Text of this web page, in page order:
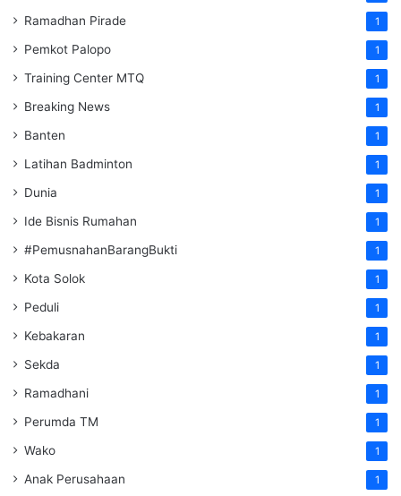
Ramadhan Pirade 1
Pemkot Palopo 1
Training Center MTQ 1
Breaking News 1
Banten 1
Latihan Badminton 1
Dunia 1
Ide Bisnis Rumahan 1
#PemusnahanBarangBukti 1
Kota Solok 1
Peduli 1
Kebakaran 1
Sekda 1
Ramadhani 1
Perumda TM 1
Wako 1
Anak Perusahaan 1